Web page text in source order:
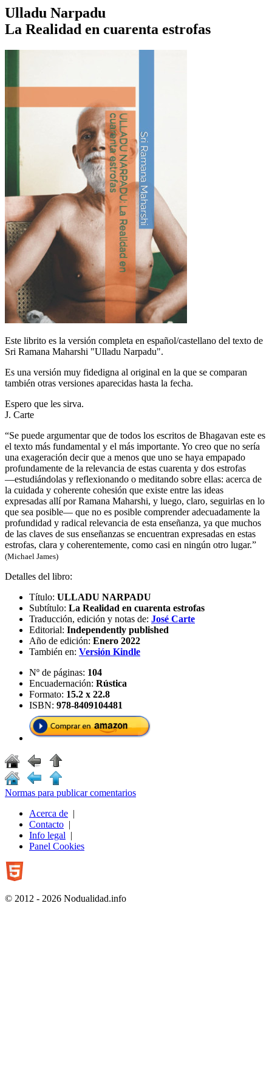
Ulladu Narpadu
La Realidad en cuarenta estrofas
Este librito es la versión completa en español/castellano del texto de
Sri Ramana Maharshi "Ulladu Narpadu".
Es una versión muy fidedigna al original en la que se comparan
también otras versiones aparecidas hasta la fecha.
Espero que les sirva.
J. Carte
“Se puede argumentar que de todos los escritos de Bhagavan este es
el texto más fundamental y el más importante. Yo creo que no sería
una exageración decir que a menos que uno se haya empapado
profundamente de la relevancia de estas cuarenta y dos estrofas
―estudiándolas y reflexionando o meditando sobre ellas: acerca de
la cuidada y coherente cohesión que existe entre las ideas
expresadas allí por Ramana Maharshi, y luego, claro, seguirlas en lo
que sea posible― que no es posible comprender adecuadamente la
profundidad y radical relevancia de esta enseñanza, ya que muchos
de las claves de sus enseñanzas se encuentran expresadas en estas
estrofas, clara y coherentemente, como casi en ningún otro lugar.”
(Michael James)
Detalles del libro:
Título: ULLADU NARPADU
Subtítulo: La Realidad en cuarenta estrofas
Traducción, edición y notas de: José Carte
Editorial: Independently published
Año de edición: Enero 2022
También en: Versión Kindle
Nº de páginas: 104
Encuadernación: Rústica
Formato: 15.2 x 22.8
ISBN: 978-8409104481
Normas para publicar comentarios
Acerca de |
Contacto |
Info legal |
Panel Cookies
© 2012 - 2026 Nodualidad.info